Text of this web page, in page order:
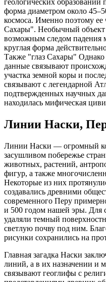
геологических
форма диаметром около
космоса. Именно поэтому ее
Сахары". Необычный объект
возможным следом падения
круглая форма
Также "глаз Сахары" Однако
данные связывают
участка земной коры и
связывают с легендарной
подтвержденных научных
находилась мифическая
Линии Наски,
Линии Наски — огромный
засушливом побережье
животных, растений,
фигур, а также
Некоторые из них
создавались древними
современного Перу
и 500 годом нашей эры. Для
удаляли темный
светлую почву под ним.
рисунки сохранились на
Главная загадка Наски
линий, а в их назначении и
связывают геоглифы с